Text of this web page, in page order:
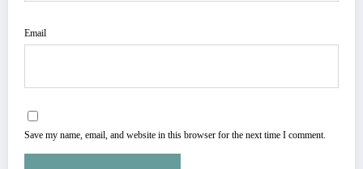
Email
Save my name, email, and website in this browser for the next time I comment.